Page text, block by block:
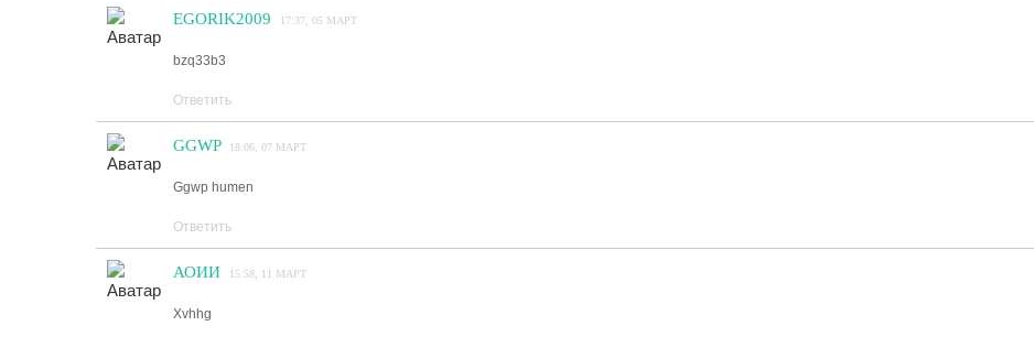
EGORIK2009 17:37, 05 МАРТ
bzq33b3
Ответить
GGWP 18:06, 07 МАРТ
Ggwp humen
Ответить
АОИИ 15:58, 11 МАРТ
Xvhhg